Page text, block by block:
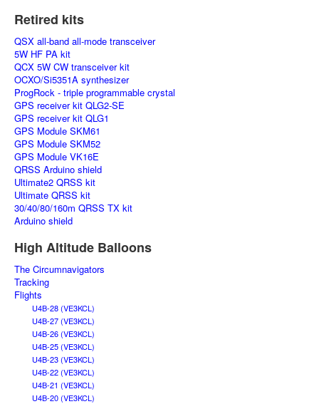
Retired kits
QSX all-band all-mode transceiver
5W HF PA kit
QCX 5W CW transceiver kit
OCXO/Si5351A synthesizer
ProgRock - triple programmable crystal
GPS receiver kit QLG2-SE
GPS receiver kit QLG1
GPS Module SKM61
GPS Module SKM52
GPS Module VK16E
QRSS Arduino shield
Ultimate2 QRSS kit
Ultimate QRSS kit
30/40/80/160m QRSS TX kit
Arduino shield
High Altitude Balloons
The Circumnavigators
Tracking
Flights
U4B-28 (VE3KCL)
U4B-27 (VE3KCL)
U4B-26 (VE3KCL)
U4B-25 (VE3KCL)
U4B-23 (VE3KCL)
U4B-22 (VE3KCL)
U4B-21 (VE3KCL)
U4B-20 (VE3KCL)